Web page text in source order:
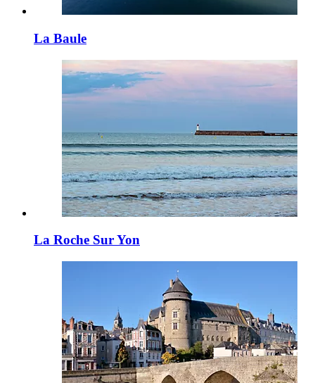
La Baule
La Roche Sur Yon